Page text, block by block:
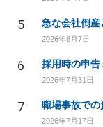
5 急な会社倒
2026年8月7日
6 採用時の申告
2026年7月31日
7 職場事故で
2026年7月17日